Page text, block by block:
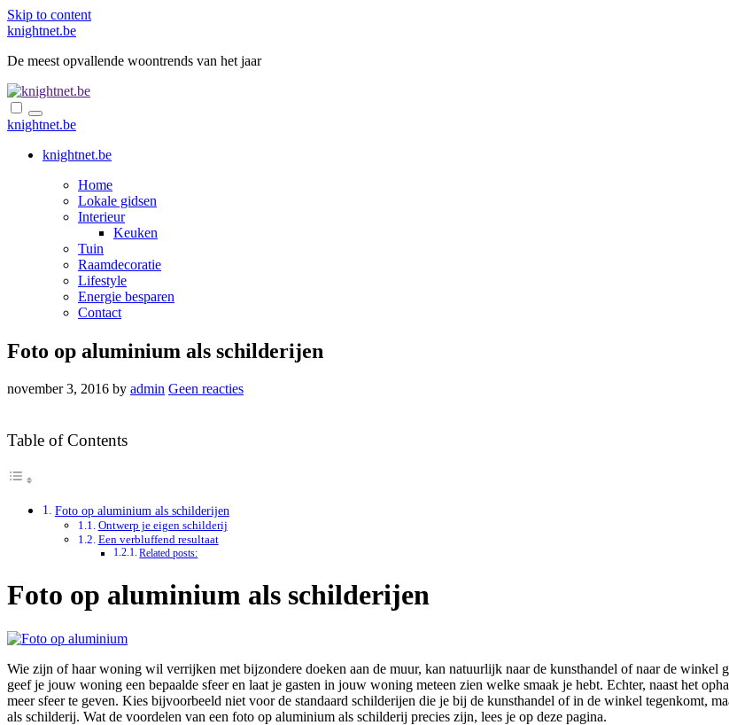
Skip to content
knightnet.be
De meest opvallende woontrends van het jaar
knightnet.be
knightnet.be
Home
Lokale gidsen
Interieur
Keuken
Tuin
Raamdecoratie
Lifestyle
Energie besparen
Contact
Foto op aluminium als schilderijen
november 3, 2016 by admin Geen reacties
Table of Contents
Foto op aluminium als schilderijen
Ontwerp je eigen schilderij
Een verbluffend resultaat
Related posts:
Foto op aluminium als schilderijen
Wie zijn of haar woning wil verrijken met bijzondere doeken aan de muur, kan natuurlijk naar de kunsthandel of naar de winkel
geef je jouw woning een bepaalde sfeer en laat je gasten in jouw woning meteen zien welke smaak je hebt. Echter, naast het
meer sfeer te geven. Kies bijvoorbeeld niet voor de standaard schilderijen die je bij de kunsthandel of in de winkel tegenkomt,
als schilderij. Wat de voordelen van een foto op aluminium als schilderij precies zijn, lees je op deze pagina.